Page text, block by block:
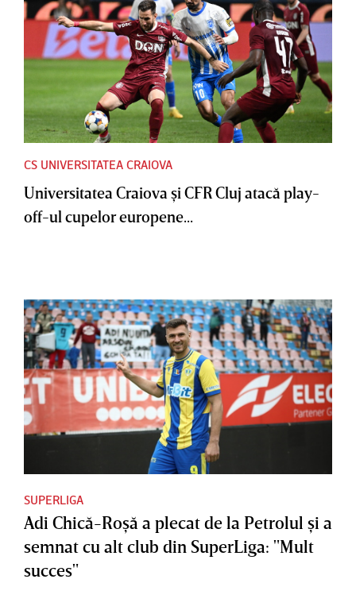
CS UNIVERSITATEA CRAIOVA
Universitatea Craiova şi CFR Cluj atacă play-
off-ul cupelor europene...
SUPERLIGA
Adi Chică-Roşă a plecat de la Petrolul şi a
semnat cu alt club din SuperLiga: "Mult
succes"